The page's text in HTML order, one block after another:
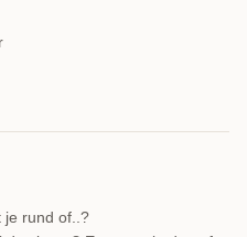
je rund of..?